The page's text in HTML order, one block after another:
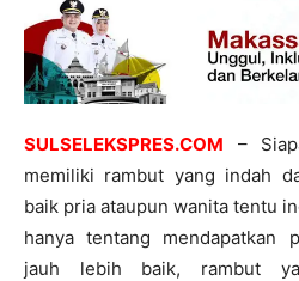
SULSELEKSPRES.COM –
memiliki rambut yang indah
baik pria ataupun wanita tentu
hanya tentang mendapatkan
jauh lebih baik, rambut